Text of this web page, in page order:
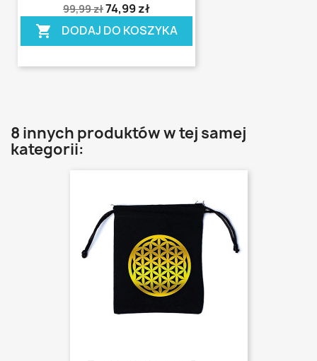
99,99 zł74,99 zł
shopping_cart DODAJ DO KOSZYKA
8 innych produktów w tej samej
kategorii: